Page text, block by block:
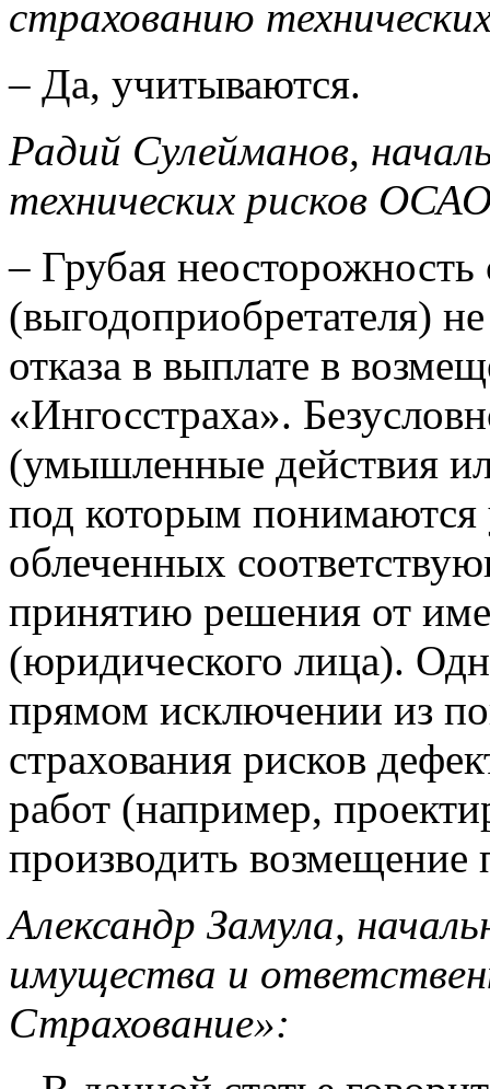
страхованию
– Да, учитываются.
Радий Сулейманов,
технических рисков
– Грубая неосторожность
(выгодоприобретателя)
отказа в выплате в
«Ингосстраха».
(умышленные действия
под которым
облеченных
принятию решения от
(юридического лица).
прямом исключении из
страхования рисков
работ (например,
производить
Александр Замула,
имущества и
Страхование»: